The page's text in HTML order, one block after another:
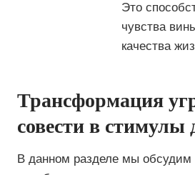
Это
чувства
качества
Трансформация
совести в стимулы
В данном разделе мы обсудим